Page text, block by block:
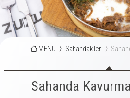
MENU Sahandakiler
Sahanda